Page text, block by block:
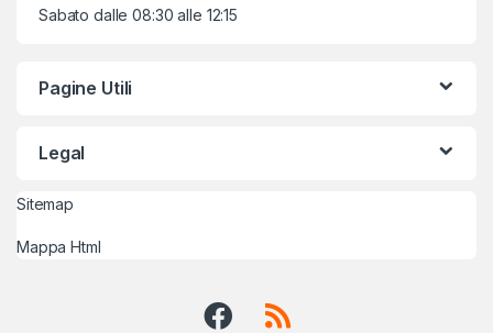
Sabato dalle 08:30 alle 12:15
Pagine Utili
Legal
Sitemap
Mappa Html